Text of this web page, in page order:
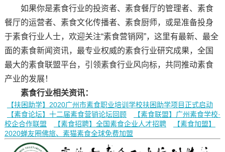
如果你是素食行业的投资者、素食餐厅的管理者、素食
餐厅的运营者、素食文化传播者、素食厨师，或是准备投身
于素食行业人士，欢迎关注“素食营销网”，这里有最新、最全
面的素食新闻资讯，最专业权威的素食行业研究成果，全国
最大的素食联盟平台，引领素食行业风向标，共同推动素食
产业的发展！
素食行业相关资讯：
【扶困助学】2020广州市素食职业培训学校扶困助学项目正式启动
【素食论坛】十二届素食营销论坛回顾
【素食联盟】广州素食学校·
校企合作联盟
【素食招聘】全国素食企业人才招聘
【素食加盟】
2020蝉友圈佛旅、素猫素食全球免费加盟